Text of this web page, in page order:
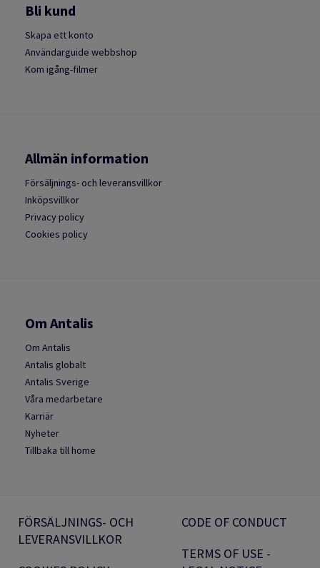
Bli kund
Skapa ett konto
Användarguide webbshop
Kom igång-filmer
Allmän information
Försäljnings- och leveransvillkor
Inköpsvillkor
Privacy policy
Cookies policy
Om Antalis
Om Antalis
Antalis globalt
Antalis Sverige
Våra medarbetare
Karriär
Nyheter
Tillbaka till home
FÖRSÄLJNINGS- OCH
LEVERANSVILLKOR
CODE OF CONDUCT
TERMS OF USE -